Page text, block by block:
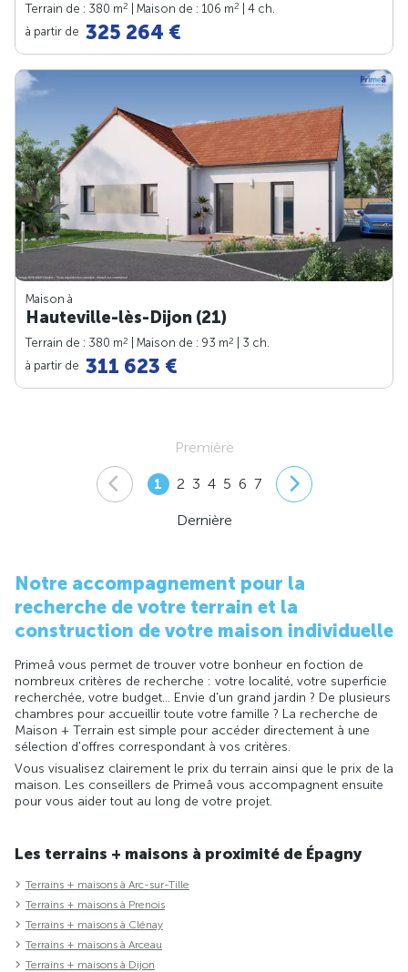
Terrain de : 380 m2 | Maison de : 106 m2
| 4 ch.
à partir de 325 264 €
Maison à
Hauteville-lès-Dijon (21)
Terrain de : 380 m2 | Maison de : 93 m2
| 3 ch.
à partir de 311 623 €
Première
1 2 3 4 5 6 7
Dernière
Notre accompagnement pour la
recherche de votre terrain et la
construction de votre maison individuelle
Primeâ vous permet de trouver votre bonheur en foction de
nombreux critères de recherche : votre localité, votre superficie
recherchée, votre budget... Envie d'un grand jardin ? De plusieurs
chambres pour accueillir toute votre famille ? La recherche de
Maison + Terrain est simple pour accéder directement à une
sélection d'offres correspondant à vos critères.
Vous visualisez clairement le prix du terrain ainsi que le prix de la
maison. Les conseillers de Primeâ vous accompagnent ensuite
pour vous aider tout au long de votre projet.
Les terrains + maisons à proximité de Épagny
Terrains + maisons à Arc-sur-Tille
Terrains + maisons à Prenois
Terrains + maisons à Clénay
Terrains + maisons à Arceau
Terrains + maisons à Dijon